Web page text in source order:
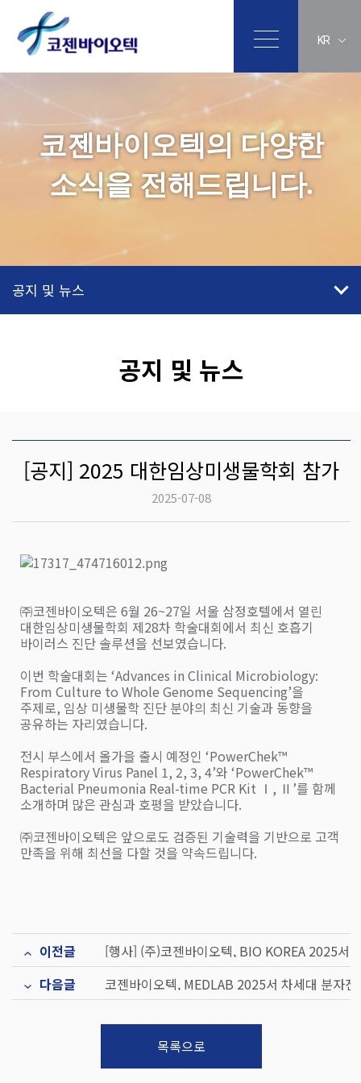
KR
코젠바이오텍의 다양한
소식을 전해드립니다.
공지 및 뉴스
공지 및 뉴스
[공지] 2025 대한임상미생물학회 참가
2025-07-08
㈜코젠바이오텍은 6월 26~27일 서울 삼정호텔에서 열린
대한임상미생물학회 제28차 학술대회에서 최신 호흡기
바이러스 진단 솔루션을 선보였습니다.
이번 학술대회는 ‘Advances in Clinical Microbiology:
From Culture to Whole Genome Sequencing’을
주제로, 임상 미생물학 진단 분야의 최신 기술과 동향을
공유하는 자리였습니다.
전시 부스에서 올가을 출시 예정인 ‘PowerChek™
Respiratory Virus Panel 1, 2, 3, 4’와 ‘PowerChek™
Bacterial Pneumonia Real-time PCR Kit Ⅰ, Ⅱ’를 함께
소개하며 많은 관심과 호평을 받았습니다.
㈜코젠바이오텍은 앞으로도 검증된 기술력을 기반으로 고객
만족을 위해 최선을 다할 것을 약속드립니다.
이전글
다음글
목록으로